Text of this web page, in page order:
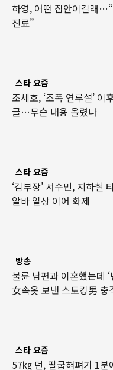
하영, 어떤 집안이길래
진료”
스타 요즘
조세호, ‘조폭 연루설’ 이
글…무슨 내용 올렸나
스타 요즘
‘김부장’ 서수민, 지하철
알바 일상 이어 화제
방송
불륜 남편과 이혼했는데
女속옷 보낸 스토킹男 충
스타 요즘
57㎏ 던, 팔굽혀펴기 1분